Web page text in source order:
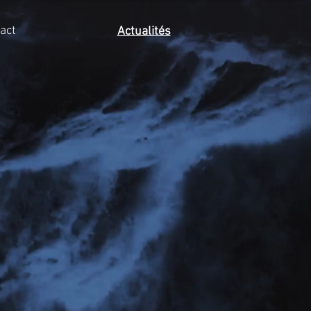
Actualités